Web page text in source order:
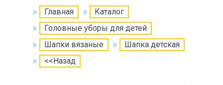
Главная
Каталог
Головные уборы для детей
Шапки вязаные
Шапка детская
<<Назад